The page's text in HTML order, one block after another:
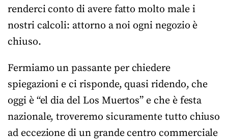
renderci conto di avere fatto molto male i
nostri calcoli: attorno a noi ogni negozio è
chiuso.
Fermiamo un passante per chiedere
spiegazioni e ci risponde, quasi ridendo, che
oggi è “el dia del Los Muertos” e che è festa
nazionale, troveremo sicuramente tutto chiuso
ad eccezione di un grande centro commerciale